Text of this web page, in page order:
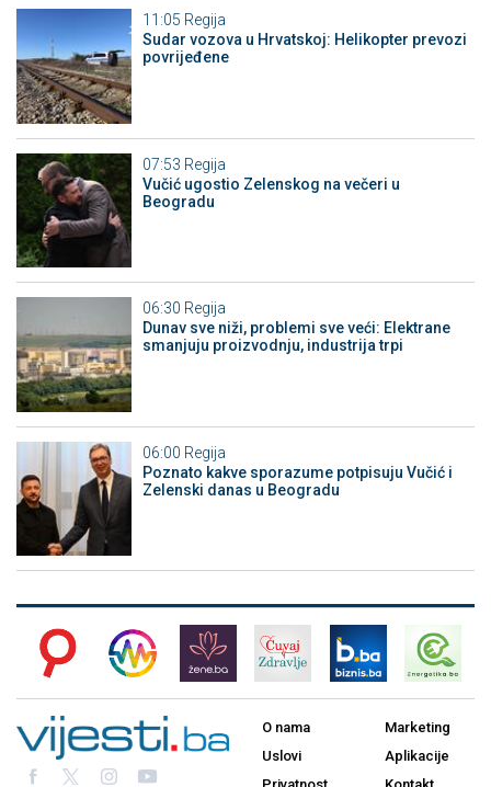
11:05 Regija
Sudar vozova u Hrvatskoj: Helikopter prevozi
povrijeđene
07:53 Regija
Vučić ugostio Zelenskog na večeri u
Beogradu
06:30 Regija
Dunav sve niži, problemi sve veći: Elektrane
smanjuju proizvodnju, industrija trpi
06:00 Regija
Poznato kakve sporazume potpisuju Vučić i
Zelenski danas u Beogradu
O nama
Uslovi
Marketing
Aplikacije